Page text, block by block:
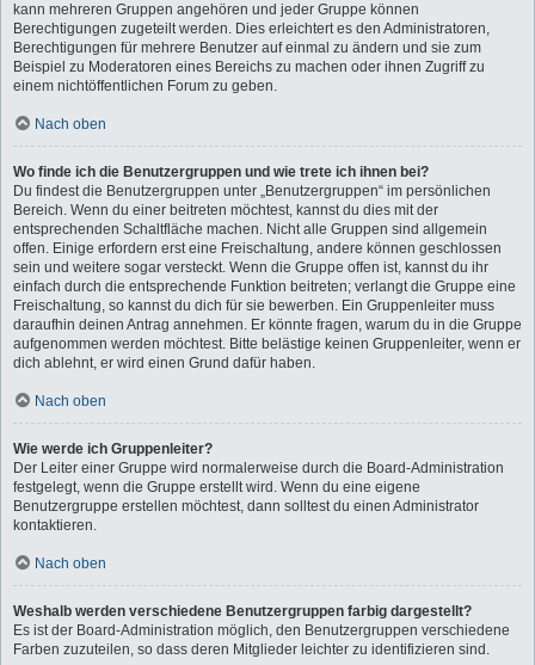
kann mehreren Gruppen angehören und jeder Gruppe können
Berechtigungen zugeteilt werden. Dies erleichtert es den Administratoren,
Berechtigungen für mehrere Benutzer auf einmal zu ändern und sie zum
Beispiel zu Moderatoren eines Bereichs zu machen oder ihnen Zugriff zu
einem nichtöffentlichen Forum zu geben.
Nach oben
Wo finde ich die Benutzergruppen und wie trete ich ihnen bei?
Du findest die Benutzergruppen unter „Benutzergruppen“ im persönlichen
Bereich. Wenn du einer beitreten möchtest, kannst du dies mit der
entsprechenden Schaltfläche machen. Nicht alle Gruppen sind allgemein
offen. Einige erfordern erst eine Freischaltung, andere können geschlossen
sein und weitere sogar versteckt. Wenn die Gruppe offen ist, kannst du ihr
einfach durch die entsprechende Funktion beitreten; verlangt die Gruppe eine
Freischaltung, so kannst du dich für sie bewerben. Ein Gruppenleiter muss
daraufhin deinen Antrag annehmen. Er könnte fragen, warum du in die Gruppe
aufgenommen werden möchtest. Bitte belästige keinen Gruppenleiter, wenn er
dich ablehnt, er wird einen Grund dafür haben.
Nach oben
Wie werde ich Gruppenleiter?
Der Leiter einer Gruppe wird normalerweise durch die Board-Administration
festgelegt, wenn die Gruppe erstellt wird. Wenn du eine eigene
Benutzergruppe erstellen möchtest, dann solltest du einen Administrator
kontaktieren.
Nach oben
Weshalb werden verschiedene Benutzergruppen farbig dargestellt?
Es ist der Board-Administration möglich, den Benutzergruppen verschiedene
Farben zuzuteilen, so dass deren Mitglieder leichter zu identifizieren sind.